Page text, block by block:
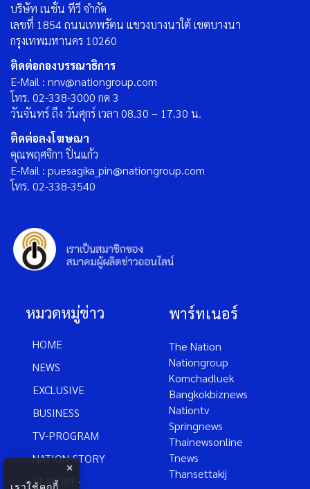
บริษัท เนชั่น ทีวี จำกัด
เลขที่ 1854 ถนนเทพรัตน แขวงบางนาใต้ เขตบางนา
กรุงเทพมหานคร 10260
ติดต่อกองบรรณาธิการ
E-Mail : nnv@nationgroup.com
โทร. 02-338-3000 กด 3
วันจันทร์ ถึง วันศุกร์ เวลา 08.30 – 17.30 น.
ติดต่อลงโฆษณา
คุณพฤศจิกา ปิ่นแก้ว
E-Mail : puesagika_pin@nationgroup.com
โทร. 02-338-3540
หมวดหมู่ข่าว
HOME
NEWS
EXCLUSIVE
BUSINESS
TV-PROGRAM
NATION-STORY
FEATURE-
พาร์ทเนอร์
The Nation
Nationgroup
Komchadluek
Bangkokbiznews
Nationtv
Springnews
Thainewsonline
Tnews
Thansettakij
×